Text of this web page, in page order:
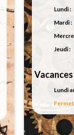
Lundi
Mardi
Jeudi
Lundi